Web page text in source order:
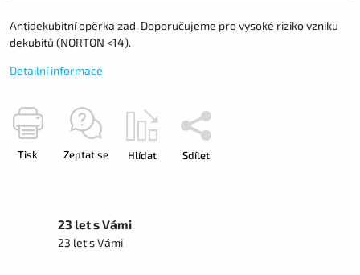
Antidekubitní opěrka zad. Doporučujeme pro vysoké riziko vzniku
dekubitů (NORTON <14).
Detailní informace
Tisk Zeptat se Hlídat Sdílet
23 let s Vámi
23 let s Vámi